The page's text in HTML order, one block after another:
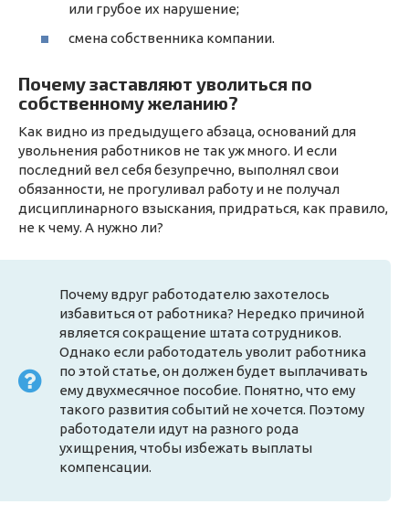
или грубое их нарушение;
смена собственника компании.
Почему заставляют уволиться по
собственному желанию?
Как видно из предыдущего абзаца, оснований для
увольнения работников не так уж много. И если
последний вел себя безупречно, выполнял свои
обязанности, не прогуливал работу и не получал
дисциплинарного взыскания, придраться, как правило,
не к чему. А нужно ли?
Почему вдруг работодателю захотелось
избавиться от работника? Нередко причиной
является сокращение штата сотрудников.
Однако если работодатель уволит работника
по этой статье, он должен будет выплачивать
ему двухмесячное пособие. Понятно, что ему
такого развития событий не хочется. Поэтому
работодатели идут на разного рода
ухищрения, чтобы избежать выплаты
компенсации.